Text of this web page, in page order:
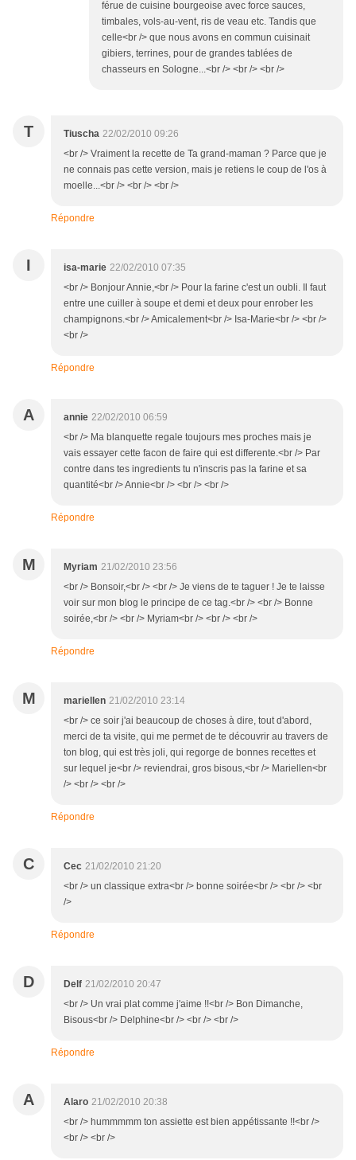
férue de cuisine bourgeoise avec force sauces,
timbales, vols-au-vent, ris de veau etc. Tandis que
celle<br /> que nous avons en commun cuisinait
gibiers, terrines, pour de grandes tablées de
chasseurs en Sologne...<br /> <br /> <br />
T Tiuscha 22/02/2010 09:26
<br /> Vraiment la recette de Ta grand-maman ? Parce que je
ne connais pas cette version, mais je retiens le coup de l'os à
moelle...<br /> <br /> <br />
Répondre
I isa-marie 22/02/2010 07:35
<br /> Bonjour Annie,<br /> Pour la farine c'est un oubli. Il faut
entre une cuiller à soupe et demi et deux pour enrober les
champignons.<br /> Amicalement<br /> Isa-Marie<br /> <br />
<br />
Répondre
A annie 22/02/2010 06:59
<br /> Ma blanquette regale toujours mes proches mais je
vais essayer cette facon de faire qui est differente.<br /> Par
contre dans tes ingredients tu n'inscris pas la farine et sa
quantité<br /> Annie<br /> <br /> <br />
Répondre
M Myriam 21/02/2010 23:56
<br /> Bonsoir,<br /> <br /> Je viens de te taguer ! Je te laisse
voir sur mon blog le principe de ce tag.<br /> <br /> Bonne
soirée,<br /> <br /> Myriam<br /> <br /> <br />
Répondre
M mariellen 21/02/2010 23:14
<br /> ce soir j'ai beaucoup de choses à dire, tout d'abord,
merci de ta visite, qui me permet de te découvrir au travers de
ton blog, qui est très joli, qui regorge de bonnes recettes et
sur lequel je<br /> reviendrai, gros bisous,<br /> Mariellen<br
/> <br /> <br />
Répondre
C Cec 21/02/2010 21:20
<br /> un classique extra<br /> bonne soirée<br /> <br /> <br
/>
Répondre
D Delf 21/02/2010 20:47
<br /> Un vrai plat comme j'aime !!<br /> Bon Dimanche,
Bisous<br /> Delphine<br /> <br /> <br />
Répondre
A Alaro 21/02/2010 20:38
<br /> hummmmm ton assiette est bien appétissante !!<br />
<br /> <br />